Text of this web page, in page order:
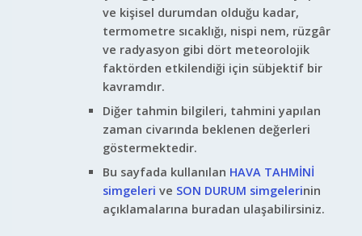
ve kişisel durumdan olduğu kadar,
termometre sıcaklığı, nispi nem, rüzgâr
ve radyasyon gibi dört meteorolojik
faktörden etkilendiği için sübjektif bir
kavramdır.
Diğer tahmin bilgileri, tahmini yapılan
zaman civarında beklenen değerleri
göstermektedir.
Bu sayfada kullanılan HAVA TAHMİNİ
simgeleri ve SON DURUM simgelerinin
açıklamalarına buradan ulaşabilirsiniz.